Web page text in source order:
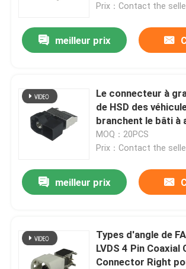
Prix：Contact the
meilleur prix
Le connecteur à
de HSD des
branchent le bâti à
carte PCB de 4+4
MOQ：20PCS
Prix：Contact the
meilleur prix
Types d'angle de
LVDS 4 Pin Coaxial
Connector Right